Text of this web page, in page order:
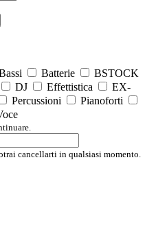
Batterie
BSTOCK
DJ Effettistica
EX-
Percussioni
Pianoforti
cancellarti in qualsiasi momento.